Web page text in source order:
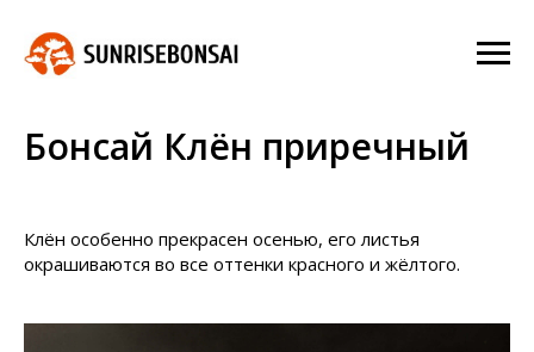
Бонсай Клён приречный
Клён особенно прекрасен осенью, его листья
окрашиваются во все оттенки красного и жёлтого.